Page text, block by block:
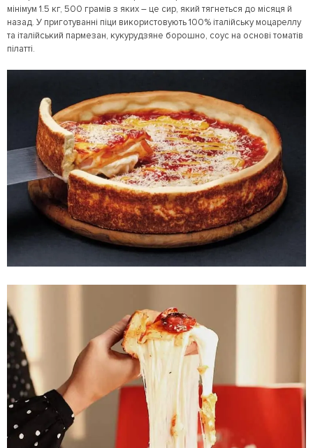
мінімум 1.5 кг, 500 грамів з яких – це сир, який тягнеться до місяця й
назад. У приготуванні піци використовують 100% італійську моцареллу
та італійський пармезан, кукурудзяне борошно, соус на основі томатів
пілатті.